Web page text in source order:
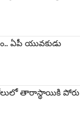
ఏపీ యువకుడు
తారాస్థాయికి పోరు